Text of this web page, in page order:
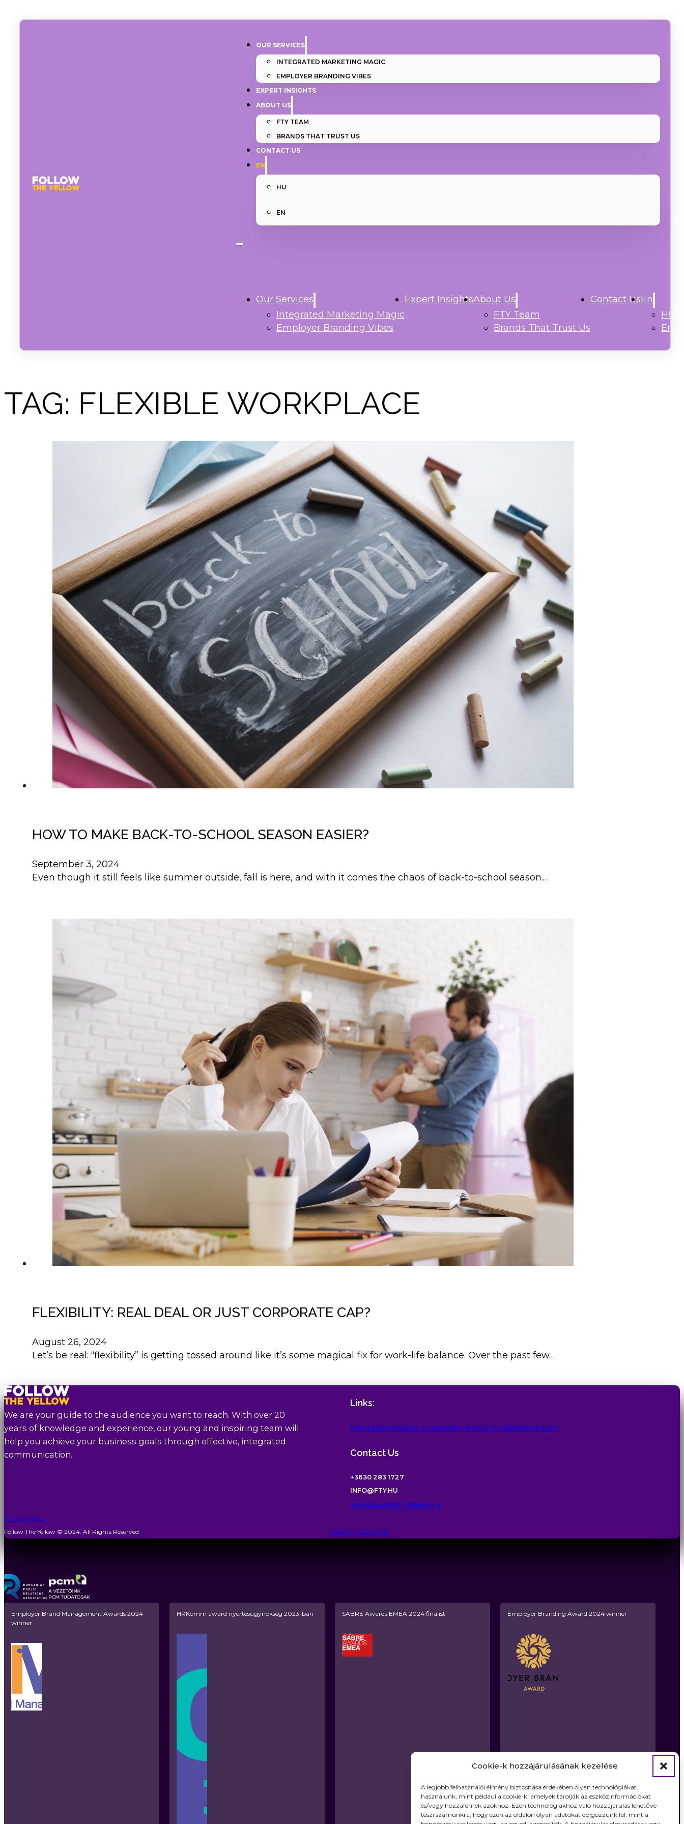
Cookie-k hozzájárulásának kezelése
A legjobb felhasználói élmény biztosítása érdekében olyan technológiákat
használunk, mint például a cookie-k, amelyek tárolják az eszközinformációkat
és/vagy hozzáférnek azokhoz. Ezen technológiákhoz való hozzájárulás lehetővé
teszi számunkra, hogy ezen az oldalon olyan adatokat dolgozzunk fel, mint a
OUR SERVICES
INTEGRATED MARKETING MAGIC
EMPLOYER BRANDING VIBES
EXPERT INSIGHTS
ABOUT US
FTY TEAM
BRANDS THAT TRUST US
CONTACT US
EN
HU
EN
Our Services
Integrated Marketing Magic
Employer Branding Vibes
Expert InsightsAbout Us
FTY Team
Brands That Trust Us
Contact UsEn
HU
En
TAG: FLEXIBLE WORKPLACE
HOW TO MAKE BACK-TO-SCHOOL SEASON EASIER?
September 3, 2024
Even though it still feels like summer outside, fall is here, and with it comes the chaos of back-to-school season.…
FLEXIBILITY: REAL DEAL OR JUST CORPORATE CAP?
August 26, 2024
Let’s be real: “flexibility” is getting tossed around like it’s some magical fix for work-life balance. Over the past few…
We are your guide to the audience you want to reach. With over 20
years of knowledge and experience, our young and inspiring team will
help you achieve your business goals through effective, integrated
communication.
Links:
OUR SERVICESABOUT USEXPERT INSIGHTS CAREERCONTACT
Contact Us
+3630 283 1727
INFO@FTY.HU
1054 BUDAPEST, BANK U. 6
Privacy Policy
Follow The Yellow © 2024. All Rights Reserved
Made by: SuperPixel
Employer Brand Management Awards 2024
winner
HRKomm award nyertesügynökség 2023-ban SABRE Awards EMEA 2024 finalist Employer Branding Award 2024 winner